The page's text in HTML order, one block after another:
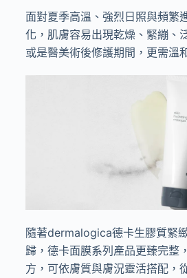
面對夏季高溫、強烈日照與頻繁
化，肌膚容易出現乾燥、緊繃、
或是醫美術後修護期間，更需溫
隨著dermalogica德卡生膠質緊
歸，德卡面膜系列產品更臻完整
方，可依膚質與膚況靈活搭配，